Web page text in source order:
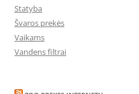
Statyba
Švaros prekės
Vaikams
Vandens filtrai